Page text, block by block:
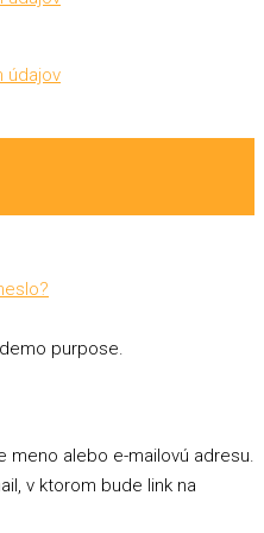
údajov
purpose.
meno alebo e-mailovú adresu.
v ktorom bude link na